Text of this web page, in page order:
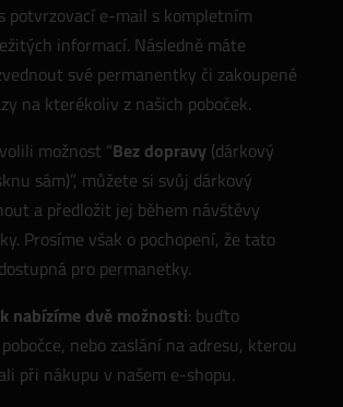
potvrzovací e-mail s kompletním
informací. Následně máte
své permanentky či zakoupené
na kterékoliv z našich poboček.
možnost “Bez dopravy(dárkový
sám)”, můžete si svůj dárkový
a předložit jej během návštěvy
Prosíme však o pochopení, že tato
pro permanetky.
nabízíme dvě možnosti: buďto
nebo zaslání na adresu, kterou
při nákupu v našem e-shopu.